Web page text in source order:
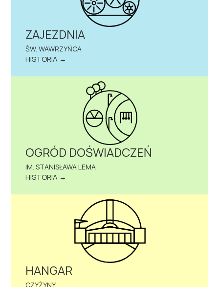
ZAJEZDNIA
ŚW. WAWRZYŃCA
HISTORIA →
OGRÓD DOŚWIADCZEŃ
IM. STANISŁAWA LEMA
HISTORIA →
HANGAR
CZYŻYNY